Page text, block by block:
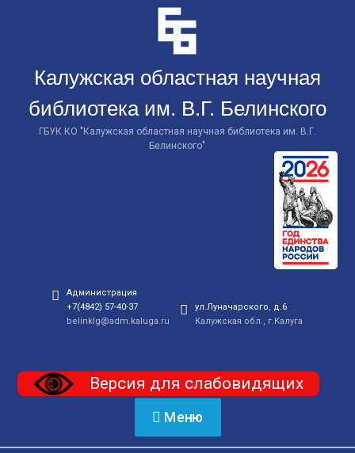
Калужская областная научная
библиотека им. В.Г. Белинского
ГБУК КО "Калужская областная научная библиотека им. В.Г.
Белинского"
Администрация
+7(4842) 57-40-37
belinklg@adm.kaluga.ru
ул.Луначарского, д.6
Калужская обл., г.Калуга
Версия для слабовидящих
Меню